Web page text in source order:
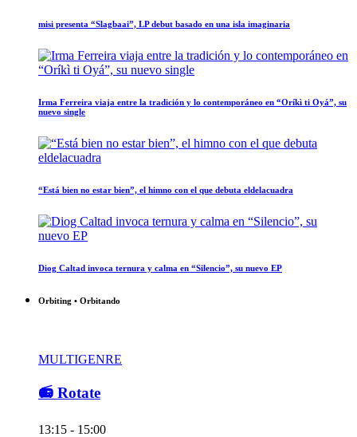
misi presenta “Slagbaai”, LP debut basado en una isla imaginaria
Irma Ferreira viaja entre la tradición y lo contemporáneo en “Oríkì ti Oyá”, su
nuevo single
“Está bien no estar bien”, el himno con el que debuta eldelacuadra
Diog Caltad invoca ternura y calma en “Silencio”, su nuevo EP
Orbiting • Orbitando
MULTIGENRE
📻 Rotate
13:15 - 15:00